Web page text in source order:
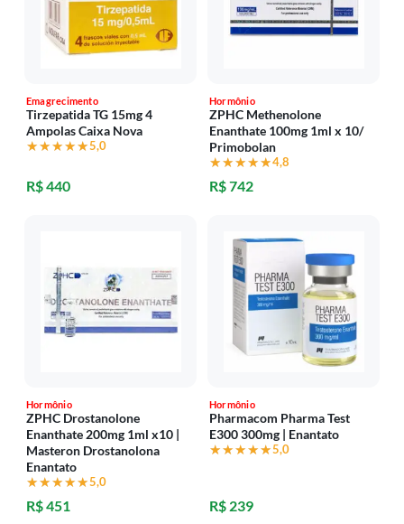
Emagrecimento
Tirzepatida TG 15mg 4
Ampolas Caixa Nova
★★★★★
★★★★★5,0
R$ 440
Hormônio
ZPHC Methenolone
Enanthate 100mg 1ml x 10/
Primobolan
★★★★★
★★★★★4,8
R$ 742
Hormônio
ZPHC Drostanolone
Enanthate 200mg 1ml x10 |
Masteron Drostanolona
Enantato
★★★★★
★★★★★5,0
R$ 451
Hormônio
Pharmacom Pharma Test
E300 300mg | Enantato
★★★★★
★★★★★5,0
R$ 239